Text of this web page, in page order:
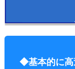
◆基本的に高